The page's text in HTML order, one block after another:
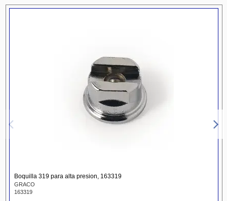
Boquilla 319 para alta presion, 163319
GRACO
163319